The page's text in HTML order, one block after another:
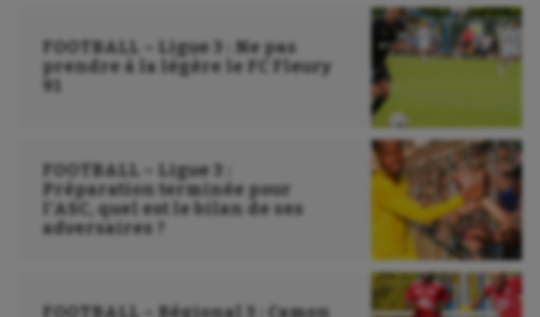
FOOTBALL – Ligue 3 : Ne pas
prendre à la légère le FC Fleury
91
FOOTBALL – Ligue 3 :
Préparation terminée pour
l’ASC, quel est le bilan de ses
adversaires ?
FOOTBALL – Régional 3 : Camon